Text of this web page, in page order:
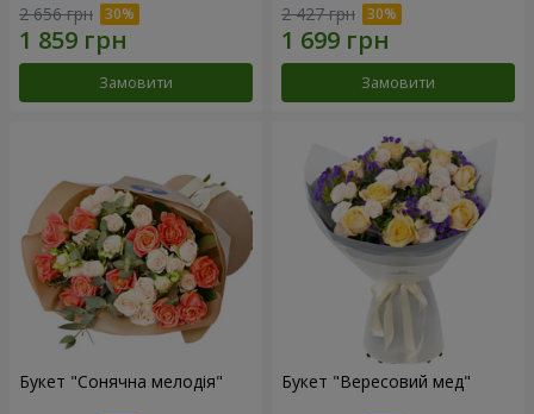
2 656 грн
Замовити
2 427 грн
Замовити
Букет "Сонячна мелодія" Букет "Вересовий мед"